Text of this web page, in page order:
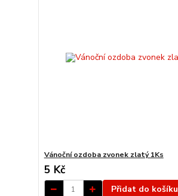
Vánoční ozdoba zvonek zlatý 1Ks
5 Kč
Přidat do košíku